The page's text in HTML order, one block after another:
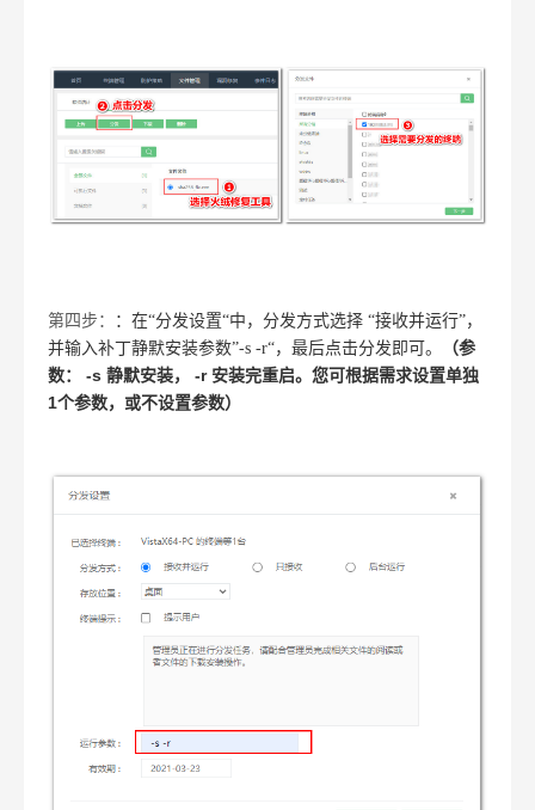
第四步：
：在“分发设置“中，分发方式选择 “接收并运行”，
并输入补丁静默安装参数”-s -r“， 最后点击分发即可。
（参
数：
-s 静默安装， -r 安装完重启。您可根据需求设置单独
1个参数，或不设置参数）